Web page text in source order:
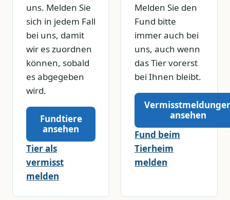
uns. Melden Sie
sich in jedem Fall
bei uns, damit
wir es zuordnen
können, sobald
es abgegeben
wird.
Fundtiere
ansehen
Tier als
vermisst
melden
Melden Sie den
Fund bitte
immer auch bei
uns, auch wenn
das Tier vorerst
bei Ihnen bleibt.
ansehen
Fund beim
Tierheim
melden